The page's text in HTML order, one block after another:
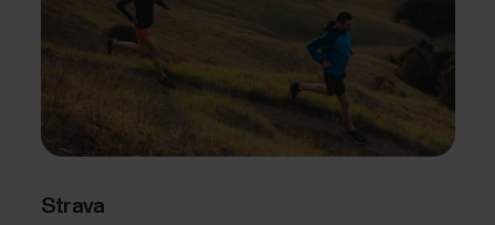
Strava